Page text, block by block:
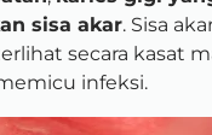
sisa akar. Sisa
secara kasat
infeksi.